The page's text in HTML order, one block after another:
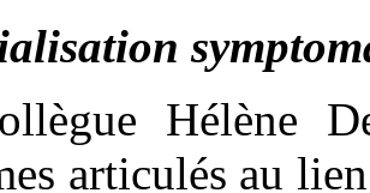
Hélène
articulés au